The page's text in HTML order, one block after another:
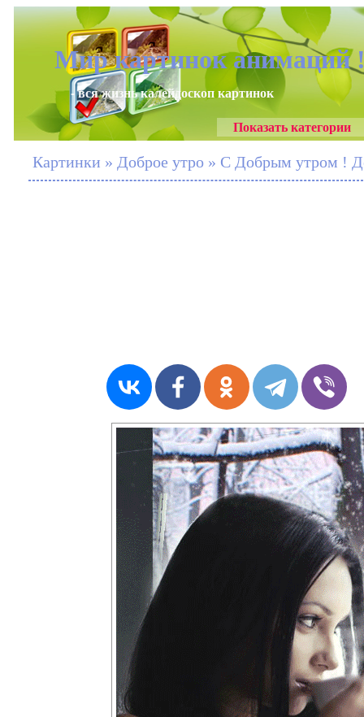
Мир картинок анимаций
- вся жизнь калейдоскоп картинок
Показать категории
Картинки » Доброе утро » С Добрым утром !